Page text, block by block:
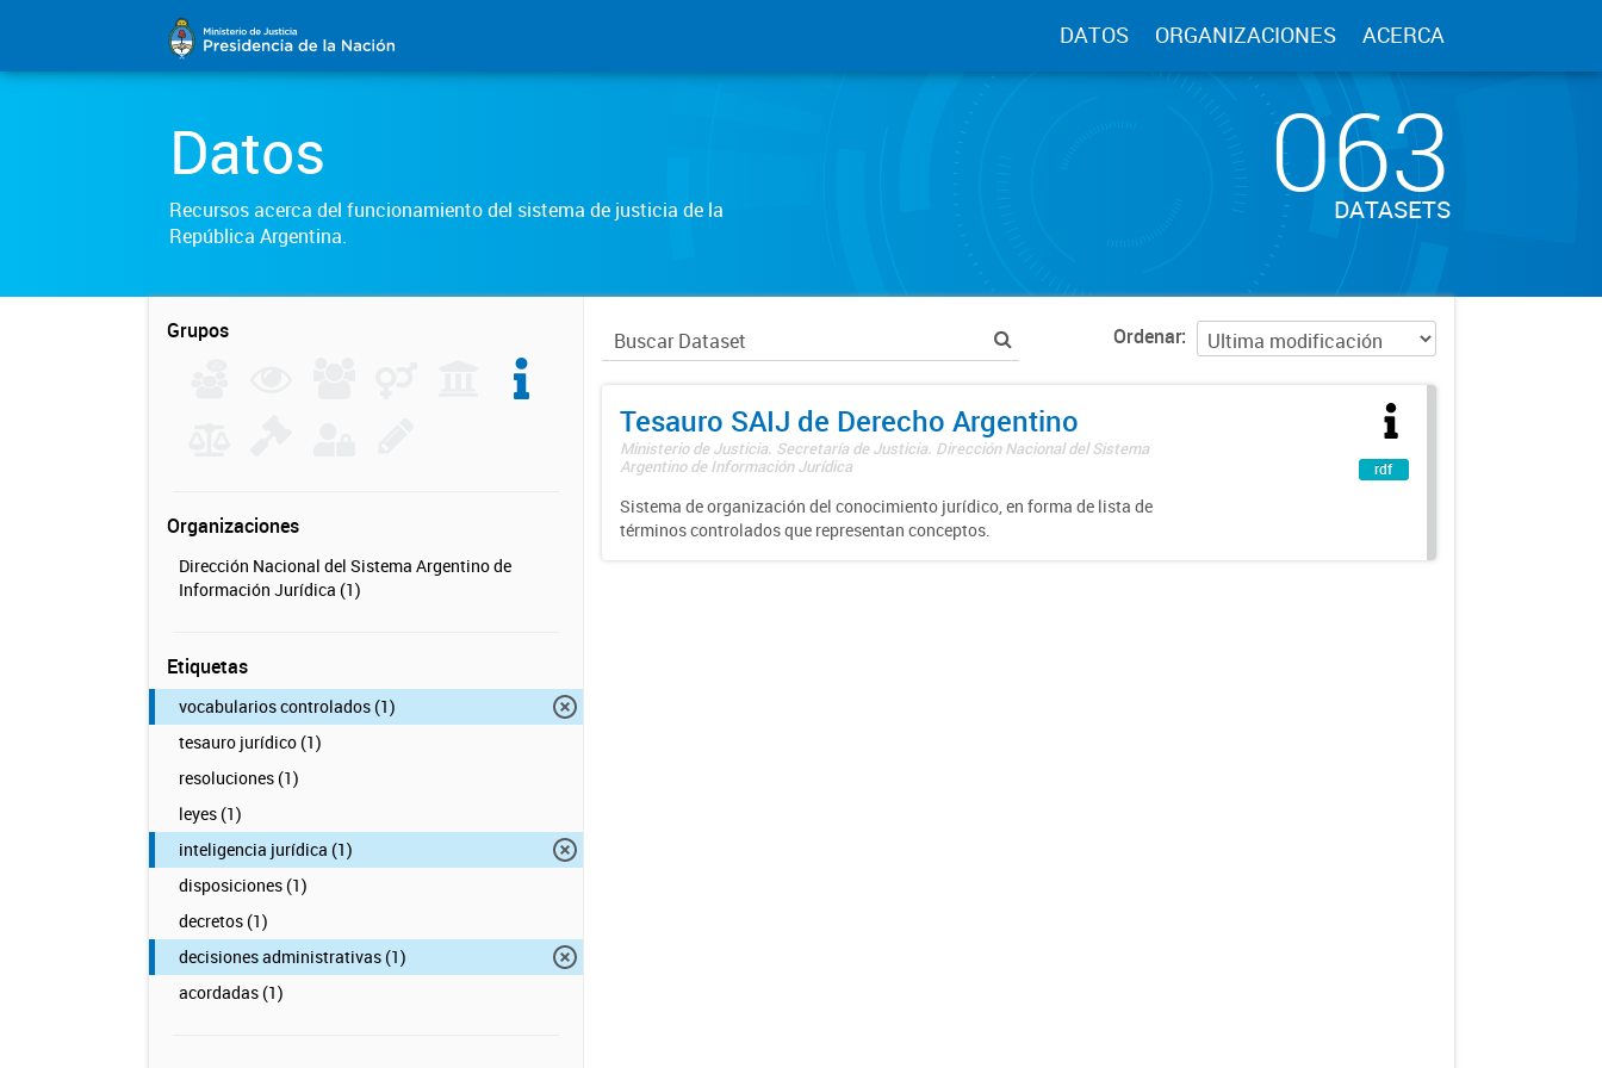
DATOS ORGANIZACIONES ACERCA
Datos
Recursos acerca del funcionamiento del sistema de justicia de la
República Argentina.
063
DATASETS
Grupos
Organizaciones
Dirección Nacional del Sistema Argentino de
Información Jurídica (1)
Etiquetas
vocabularios controlados (1)
tesauro jurídico (1)
resoluciones (1)
leyes (1)
inteligencia jurídica (1)
disposiciones (1)
decretos (1)
decisiones administrativas (1)
acordadas (1)
Ordenar
Tesauro SAIJ de Derecho Argentino
Ministerio de Justicia. Secretaría de Justicia. Dirección Nacional del Sistema
Argentino de Información Jurídica
Sistema de organización del conocimiento jurídico, en forma de lista de
términos controlados que representan conceptos.
rdf